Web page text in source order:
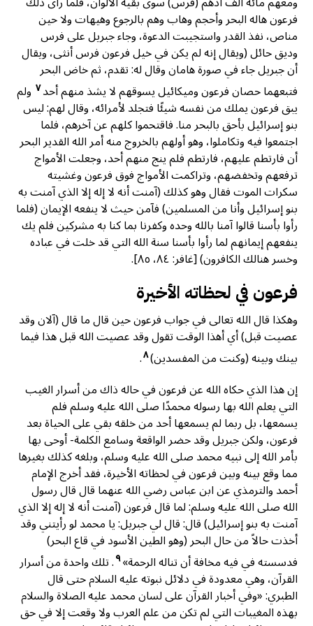
فرعون هاله البحر وأحجم وهاب وهم بالرجوع وهيهات ولا حين
مناص، نفذ القدر واستجيبت الدعوة، وجاء جبريل على فرس
وديق حائل (ويقال إنه لم يكن في خيل فرعون فرس أنثى، ويقال
أن جبريل جاء في صورة هامان وقال له: تقدم، ثم خاض البحر
فتبعهما حصان فرعون وميكائيل يسوقهم لا يشذ منهم أحد٧ ولم
يبق فرعون يملك من نفسه شيئًا فتجلد لأمرائه، وقال لهم: ليس
بنو إسرائيل بأحق بالبحر منا. فاقتحموا كلهم عن آخرهم، فلما
اجتمعوا فيه وتكاملوا، وهو أولهم بالخروج منه أمر الله القدير البحر
أن فارتطم عليهم، فارتطم فلم ينج منهم أحد، وجعلت الأمواج
ترفعهم وتخفضهم، وتراكمت الأمواج فوق فرعون وغشيته
سكرات الموت فقال وهو كذلك (آمنت أنه لا إله إلا الذي آمنت به
بنو إسرائيل وأنا من المسلمين) فآمن حيث لا ينفعه الإيمان (فلما
رأوا بأسنا قالوا آمنا بالله وحده وكفرنا بما كنا به مشركين فلم يك
ينفعهم إيمانهم لما رأوا بأسنا سنة الله التي قد خلت في عباده
وخسر هنالك الكافرون) [غافر: ٨٤، ٨٥].
فرعون في لحظاته الأخيرة
وهكذا قال الله تعالى في جواب فرعون حين قال ما قال (آلان وقد
عصيت قبل) أي أهذا الوقت تقول وقد عصيت الله قبل هذا فيما
بينك وبينه (وكنت من المفسدين)٨.
إن هذا الذي حكاه الله عن فرعون في حاله ذاك من أسرار الغيب
التي يعلم الله بها رسوله محمدًا صلى الله عليه وسلم فلم
يسمعها، بل ربما لم يسمعها أحد من خلقه بقي على الحياة بعد
فرعون، ولكن جبريل وقد حضر الواقعة وسامع الكلمة- أوحى بها
بأمر الله إلى نبيه محمد صلى الله عليه وسلم، وبلغه كذلك بغيرها
مما وقع بينه وبين فرعون في لحظاته الأخيرة، فقد أخرج الإمام
أحمد والترمذي عن ابن عباس رضي الله عنهما قال قال رسول
الله صلى الله عليه وسلم: لما قال فرعون (آمنت أنه لا إله إلا الذي
آمنت به بنو إسرائيل) قال: قال لي جبريل: يا محمد لو رأيتني وقد
أخذت حالاً من حال البحر (وهو الطين الأسود في قاع البحر)
فدسسته في فيه مخافة أن تناله الرحمة»٩. تلك واحدة من أسرار
القرآن، وهي معدودة في دلائل نبوته عليه السلام حتى قال
الطبري: «وفي أخبار القرآن على لسان محمد عليه الصلاة والسلام
بهذه المغيبات التي لم تكن من علم العرب ولا وقعت إلا في حق